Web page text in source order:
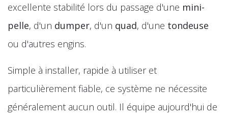
excellente stabilité lors du passage d'une mini-
pelle, d'un dumper, d'un quad, d'une tondeuse
ou d'autres engins.
Simple à installer, rapide à utiliser et
particulièrement fiable, ce système ne nécessite
généralement aucun outil. Il équipe aujourd'hui de